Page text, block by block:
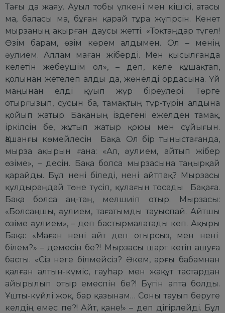
Тағы да жаяу. Ауыл тобы үлкені мен кішісі, атасы
ма, баласы ма, бұған қарай тұра жүгірсін. Кенет
мырзаның ақырған даусы жетті. «Тоқтаңдар түгел!
Өзім барам, өзім көрем алдымен. Ол – менің
әулием. Аллам маған жіберді. Мен қысылғанда
келетін жебеушім ол», – деп, келе құшақтап,
қолынан жетелеп алды да, жөнелді ордасына. Үй
маңынан елді қуып жүр біреулері. Төрге
отырғызып, сусын ба, тамақтың түр-түрін алдына
қойып жатыр. Бақаның іздегені ежелден тамақ,
іркілсін бе, жұтып жатыр қоюы мен сұйығын.
Қашанғы көмейлесін Бақа. Ол бір тыныстағанда,
мырза ақырын ғана: «Ал, әулием, айтып жібер
өзіме», – десін. Бақа болса мырзасына таңырқай
қарайды. Бұл нені біледі, нені айтпақ? Мырзасы
құлдыраңдай төне түсіп, құлағын тосады Бақаға.
Бақа болса аң-таң, мелшиіп отыр. Мырзасы:
«Болсаңшы, әулием, тағатымды тауыспай. Айтшы
өзіме әулием», – деп бастырмалатады кеп. Ақыры
Бақа: «Маған нені айт деп отырсыз, мен нені
білем?» – демесін бе?! Мырзасы шарт кетіп ашуға
басты. «Сіз неге білмейсіз? Әкем, арғы бабамнан
қалған алтын-күміс, гауһар мен жақұт тастардан
айырылып отыр емеспін бе?! Бүгін апта болды.
Ұшты-күйлі жоқ, бар қазынам… Соны тауып беруге
келдің емес пе?! Айт, қане!» – деп дігірлейді. Бұл